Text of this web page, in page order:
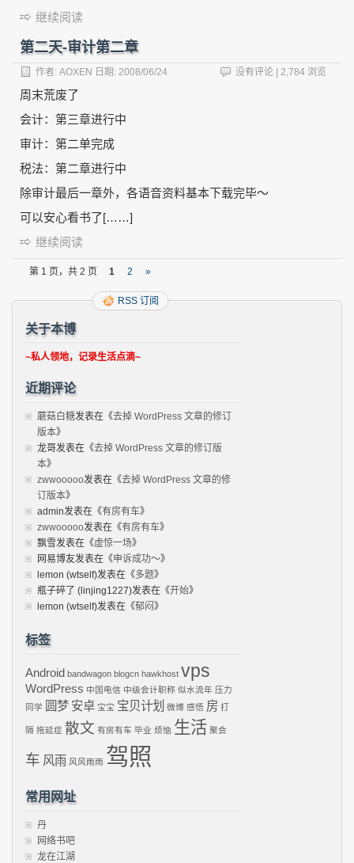
继续阅读
第二天-审计第二章
作者: AOXEN 日期: 2008/06/24 没有评论 | 2,784 浏览
周末荒废了
会计：第三章进行中
审计：第二单完成
税法：第二章进行中
除审计最后一章外，各语音资料基本下载完毕～
可以安心看书了[……]
继续阅读
第 1 页，共 2 页 1 2 »
RSS 订阅
关于本博
~私人领地，记录生活点滴~
近期评论
蘑菇白糖发表在《去掉 WordPress 文章的修订
版本》
龙哥发表在《去掉 WordPress 文章的修订版
本》
zwwooooo发表在《去掉 WordPress 文章的修
订版本》
admin发表在《有房有车》
zwwooooo发表在《有房有车》
飘雪发表在《虚惊一场》
网易博友发表在《申诉成功～》
lemon (wtself)发表在《多题》
瓶子碎了 (linjing1227)发表在《开始》
lemon (wtself)发表在《郁闷》
标签
Android bandwagon blogcn hawkhost vps
WordPress 中国电信 中级会计职称 似水流年 压力
同学 圆梦 安卓 宝宝 宝贝计划 微博 感悟 房 打
隔 拖延症 散文 有房有车 毕业 烦恼 生活 聚会
车 风雨 风风雨雨 驾照
常用网址
丹
网络书吧
龙在江湖